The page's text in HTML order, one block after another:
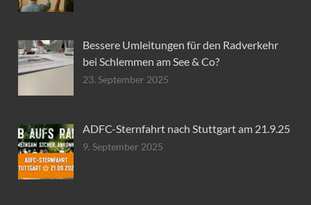
Bessere Umleitungen für den Radverkehr
bei Schlemmen am See & Co?
23. September 2025
ADFC-Sternfahrt nach Stuttgart am 21.9.25
9. September 2025